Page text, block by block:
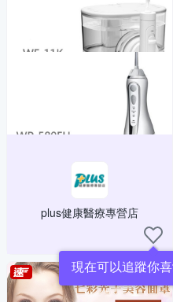
plus健康醫療專營店
現在可以追蹤你